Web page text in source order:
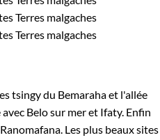
l'occasion d'échanges de
activités sportives et
humains qu'en découvertes
tsingy du Bemaraha et l'allée
Belo sur mer et Ifaty. Enfin
Les plus beaux sites